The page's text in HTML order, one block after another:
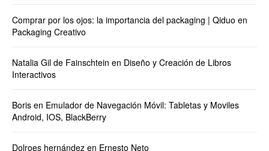
Comprar por los ojos: la importancia del packaging | Qiduo en
Packaging Creativo
Natalia Gil de Fainschtein en Diseño y Creación de Libros
Interactivos
Boris en Emulador de Navegación Móvil: Tabletas y Moviles
Android, IOS, BlackBerry
Dolroes hernández en Ernesto Neto